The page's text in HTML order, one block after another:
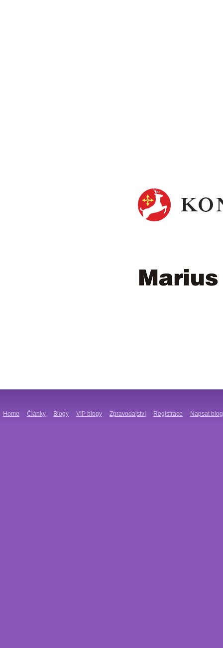
Home Články Blogy VIP blogy Zpravodajství Registrace Napsat blog